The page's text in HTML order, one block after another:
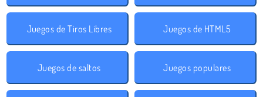
Juegos de Tiros Libres Juegos de HTML5
Juegos de saltos Juegos populares